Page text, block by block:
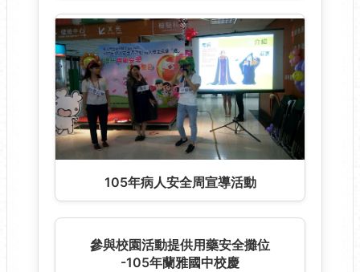
105年病人安全周宣導活動
參與校園活動提供用藥安全攤位
-105年蘭雅國中校慶